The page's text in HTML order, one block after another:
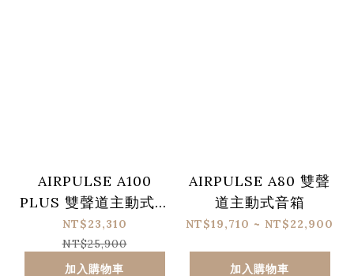
AIRPULSE A100
PLUS 雙聲道主動式音
箱
NT$23,310
NT$25,900
加入購物車
AIRPULSE A80 雙聲
道主動式音箱
NT$19,710 ~ NT$22,900
加入購物車